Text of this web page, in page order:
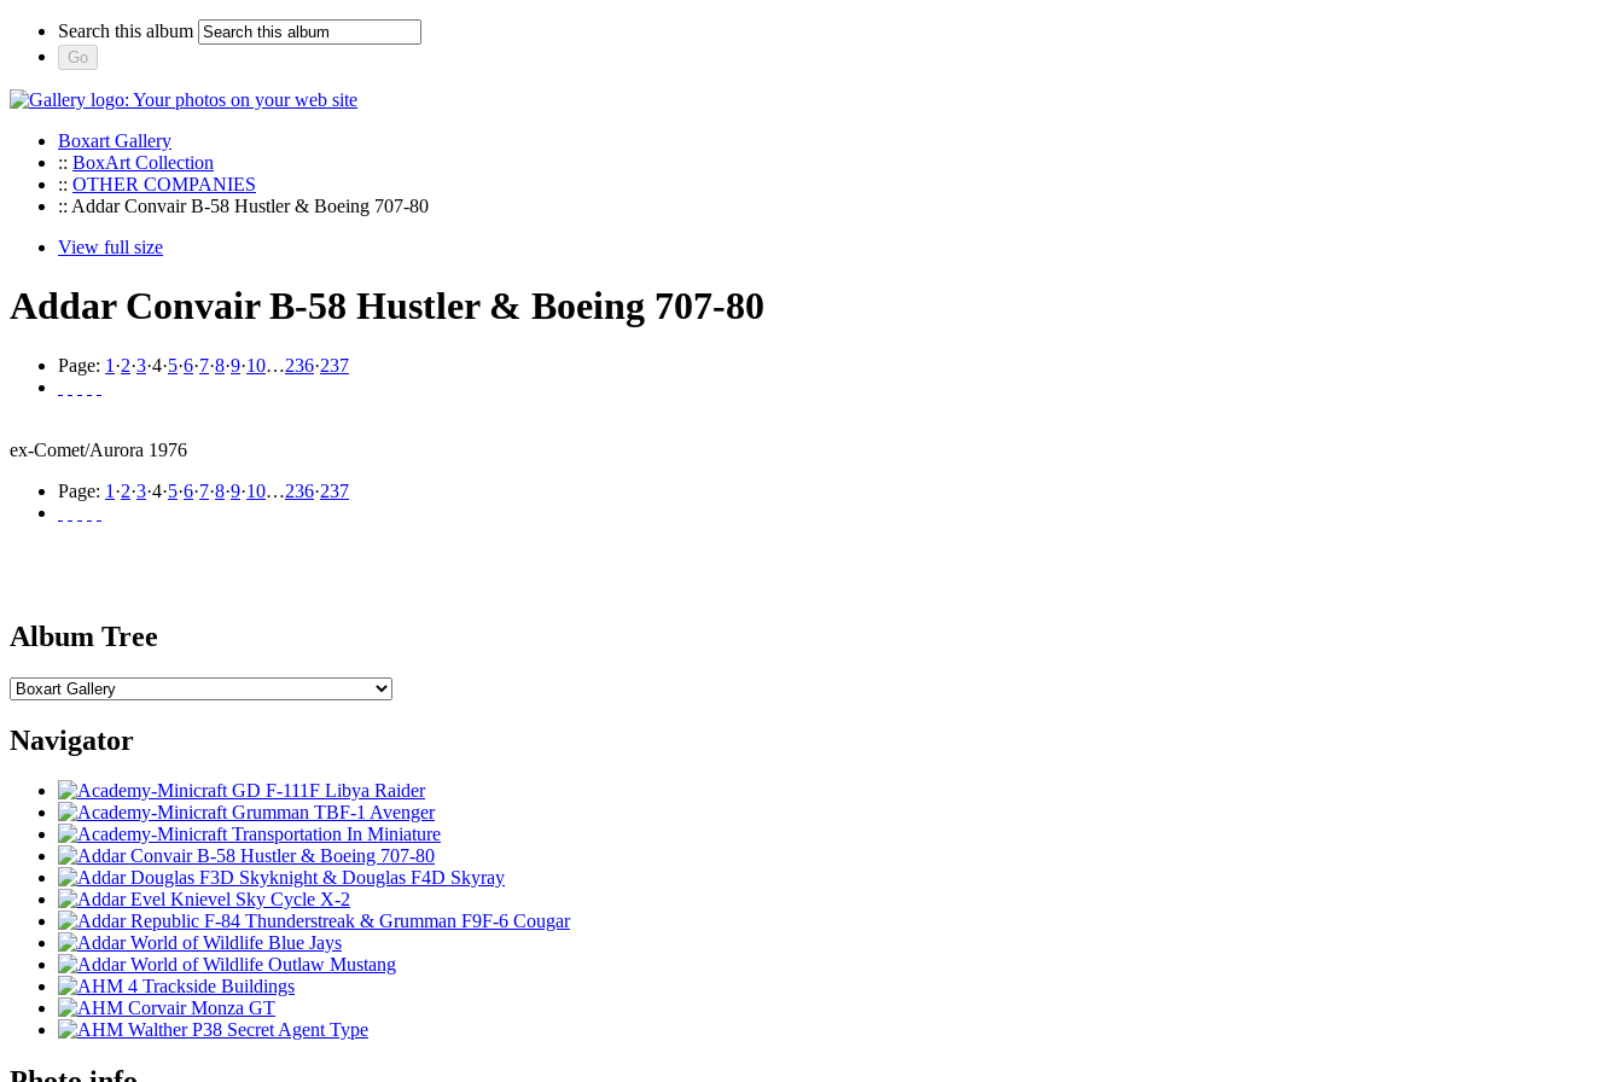
Search this album
Boxart Gallery
:: BoxArt Collection
:: OTHER COMPANIES
:: Addar Convair B-58 Hustler & Boeing 707-80
View full size
Addar Convair B-58 Hustler & Boeing 707-80
Page: 1 ·2·3·4·5·6·7·8·9·10…236·237
ex-Comet/Aurora 1976
Page: 1 ·2·3·4·5·6·7·8·9·10…236·237
Album Tree
Navigator